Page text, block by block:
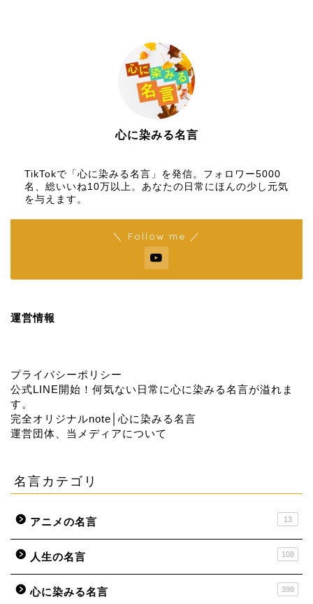
心に染みる名言
TikTokで「心に染みる名言」を発信。フォロワー5000
名、総いいね10万以上。あなたの日常にほんの少し元気
を与えます。
＼ Follow me ／
運営情報
プライバシーポリシー
公式LINE開始！何気ない日常に心に染みる名言が溢れま
す。
完全オリジナルnote│心に染みる名言
運営団体、当メディアについて
名言カテゴリ
アニメの名言 13
人生の名言 108
心に染みる名言 398